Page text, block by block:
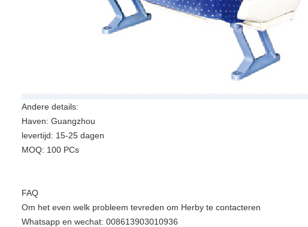
Andere details:
Haven: Guangzhou
levertijd: 15-25 dagen
MOQ: 100 PCs
FAQ
Om het even welk probleem tevreden om Herby te contacteren
Whatsapp en wechat: 008613903010936